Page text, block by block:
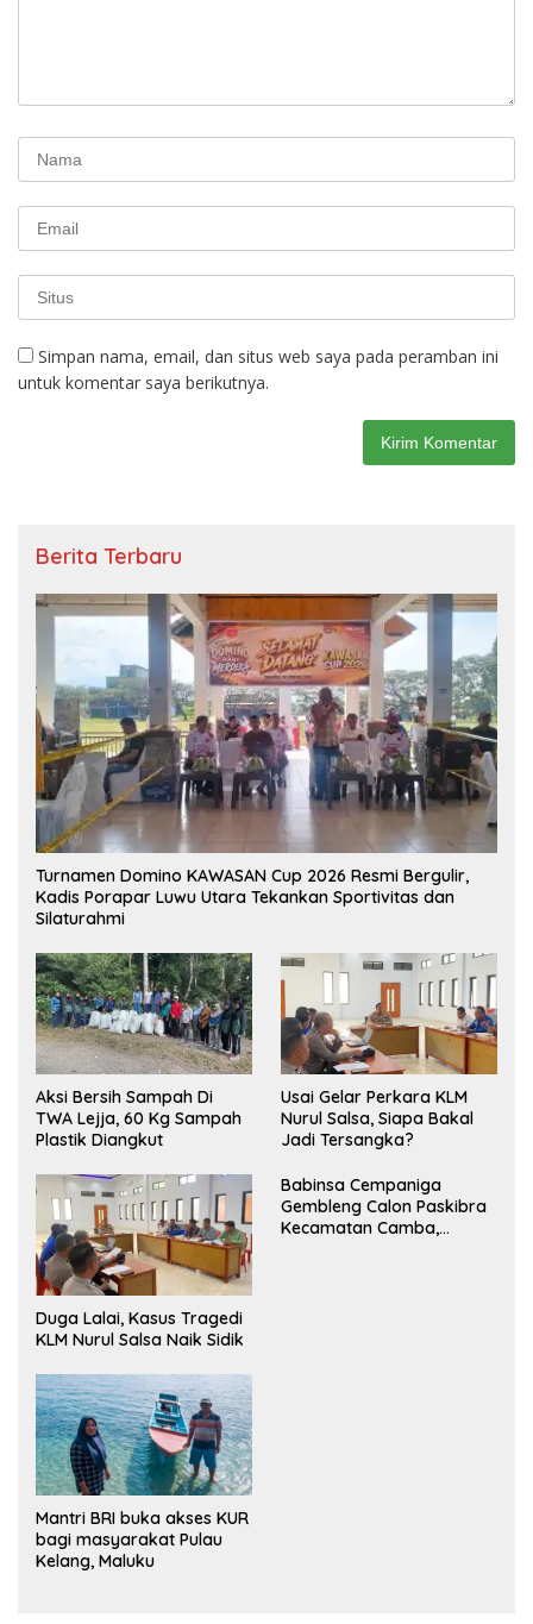
Simpan nama, email, dan situs web saya pada peramban ini
untuk komentar saya berikutnya.
Berita Terbaru
Turnamen Domino KAWASAN Cup 2026 Resmi Bergulir,
Kadis Porapar Luwu Utara Tekankan Sportivitas dan
Silaturahmi
Aksi Bersih Sampah Di
TWA Lejja, 60 Kg Sampah
Plastik Diangkut
‎Usai Gelar Perkara KLM
Nurul Salsa, Siapa Bakal
Jadi Tersangka?
Duga Lalai, Kasus Tragedi
KLM Nurul Salsa Naik Sidik
Babinsa Cempaniga
Gembleng Calon Paskibra
Kecamatan Camba,
Mantri BRI buka akses KUR
bagi masyarakat Pulau
Kelang, Maluku